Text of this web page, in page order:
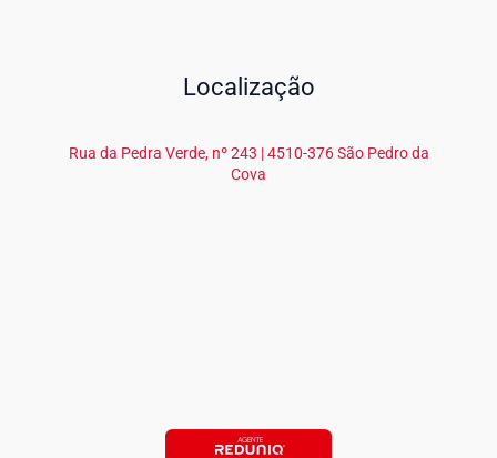
Localização
Rua da Pedra Verde, nº 243 | 4510-376 São Pedro da
Cova